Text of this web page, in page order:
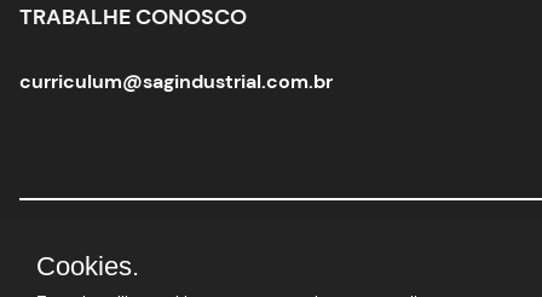
TRABALHE CONOSCO
curriculum@sagindustrial.com.br
Sag Industrial Solutions Group
Cookies.